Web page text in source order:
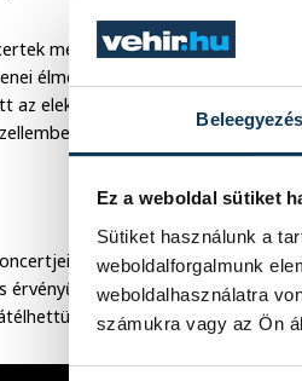
Beleegyezés
Ez a weboldal sütiket
Sütiket használunk a
weboldalforgalmunk
weboldalhasználatra
számukra vagy az Ön
mellett az Ethnofil neve több
élmények hatására egy még
elektronikus és progresszív
készült, sőt az Ethnofil
sajátos univerzumába
érvényű szeretete uralkodik egy
csütörtök este az Óváros